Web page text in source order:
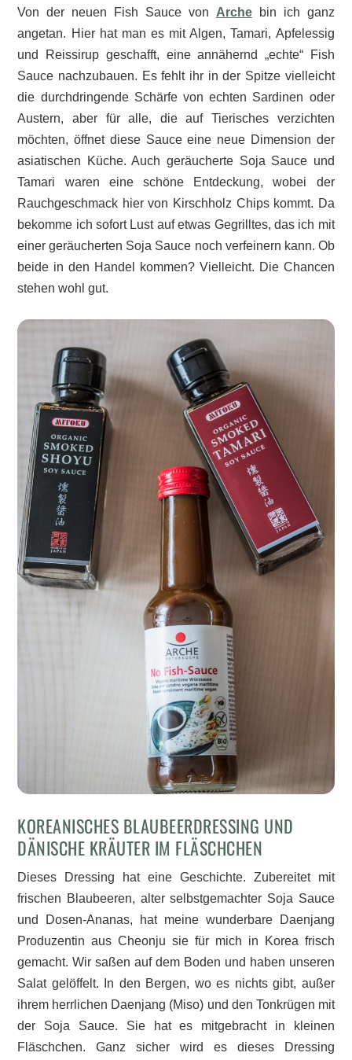
Von der neuen Fish Sauce von Archebin ich ganz
angetan. Hier hat man es mit Algen, Tamari, Apfelessig
und Reissirup geschafft, eine annähernd „echte“ Fish
Sauce nachzubauen. Es fehlt ihr in der Spitze vielleicht
die durchdringende Schärfe von echten Sardinen oder
Austern, aber für alle, die auf Tierisches verzichten
möchten, öffnet diese Sauce eine neue Dimension der
asiatischen Küche. Auch geräucherte Soja Sauce und
Tamari waren eine schöne Entdeckung, wobei der
Rauchgeschmack hier von Kirschholz Chips kommt. Da
bekomme ich sofort Lust auf etwas Gegrilltes, das ich mit
einer geräucherten Soja Sauce noch verfeinern kann. Ob
beide in den Handel kommen? Vielleicht. Die Chancen
stehen wohl gut.
KOREANISCHES BLAUBEERDRESSING UND
DÄNISCHE KRÄUTER IM FLÄSCHCHEN
Dieses Dressing hat eine Geschichte. Zubereitet mit
frischen Blaubeeren, alter selbstgemachter Soja Sauce
und Dosen-Ananas, hat meine wunderbare Daenjang
Produzentin aus Cheonju sie für mich in Korea frisch
gemacht. Wir saßen auf dem Boden und haben unseren
Salat gelöffelt. In den Bergen, wo es nichts gibt, außer
ihrem herrlichen Daenjang (Miso) und den Tonkrügen mit
der Soja Sauce. Sie hat es mitgebracht in kleinen
Fläschchen. Ganz sicher wird es dieses Dressing